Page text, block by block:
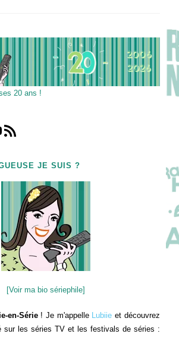
20 ans !
Flux RSS
JE SUIS ?
[Voir ma bio sériephile]
en-Série! Je m'appelle Lubiie et découvrez
sur les séries TV et les festivals de séries :